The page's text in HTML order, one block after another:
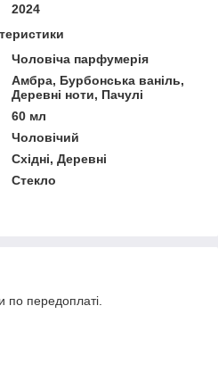
2024
Чоловіча парфумерія
Амбра, Бурбонська ваніль,
Деревні ноти, Пачулі
60 мл
Чоловічий
Східні, Деревні
Стекло
по передоплаті.